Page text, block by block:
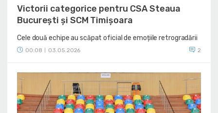
Victorii categorice pentru CSA Steaua
București și SCM Timișoara
Cele două echipe au scăpat oficial de emoțiile retrogradării
00:08 03.05.2026 2